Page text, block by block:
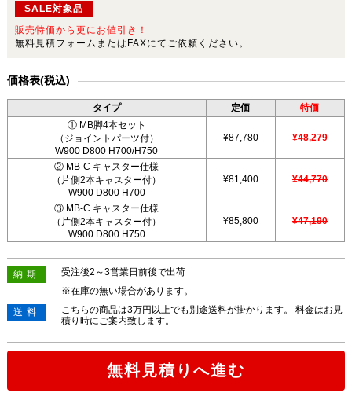
SALE対象品
販売特価から更にお値引き！
無料見積フォームまたはFAXにてご依頼ください。
価格表(税込)
タイプ 定価
特価
① MB脚4本セット
（ジョイントパーツ付）
W900 D800 H700/H750
¥87,780 ¥48,279
② MB-C キャスター仕様
（片側2本キャスター付）
W900 D800 H700
¥81,400 ¥44,770
③ MB-C キャスター仕様
（片側2本キャスター付）
W900 D800 H750
¥85,800 ¥47,190
納期
受注後2～3営業日前後で出荷
※在庫の無い場合があります。
送料
こちらの商品は3万円以上でも別途送料が掛かります。 料金はお見
積り時にご案内致します。
無料見積りへ進む